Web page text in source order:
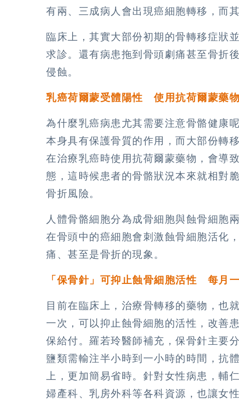
有兩、三成病人會出現癌細胞轉移，而
臨床上，其實大部份初期的骨轉移症狀
求診。還有病患拖到骨頭劇痛甚至骨折
侵蝕。
乳癌荷爾蒙受體陽性 使用抗荷爾蒙藥
為什麼乳癌病患尤其需要注意骨骼健康
本身具有保護骨質的作用，而大部份轉
在治療乳癌時使用抗荷爾蒙藥物，會導
態，這時候患者的骨骼狀況本來就相對
骨折風險。
人體骨骼細胞分為成骨細胞與蝕骨細胞
在骨頭中的癌細胞會刺激蝕骨細胞活化
痛、甚至是骨折的現象。
「保骨針」可抑止蝕骨細胞活性 每月
目前在臨床上，治療骨轉移的藥物，也
一次，可以抑止蝕骨細胞的活性，改善
保給付。羅若玲醫師補充，保骨針主要
鹽類需輸注半小時到一小時的時間，抗
上，更加簡易省時。針對女性病患，輔
婦產科、乳房外科等各科資源，也讓女